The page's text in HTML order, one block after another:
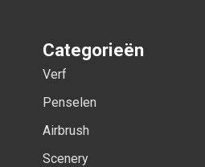
Categorieën
Verf
Penselen
Airbrush
Scenery